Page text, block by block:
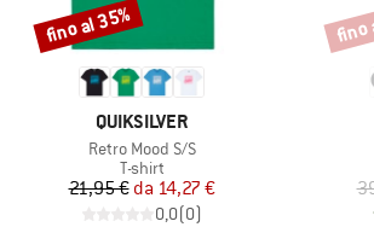
MARCHIO
QUIKSILVER
Articolo
Retro Mood S/S
Gruppo di prodotti
T-shirt
Prezzo
21,95 € Prezzo ridotto
da 14,27 €
0,0(0)
Sconto
fino al 35% fino